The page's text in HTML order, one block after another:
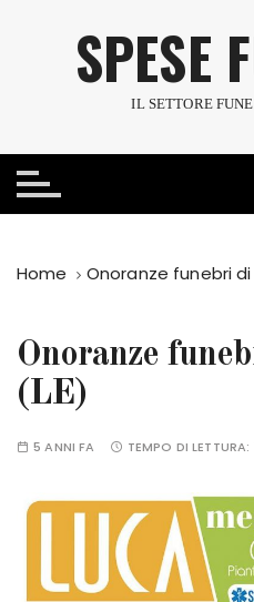
a
SPESE
IL SETTORE
Home Onoranze funebri di
Onoranze
(LE)
5 ANNI FA TEMPO DI LETTURA: